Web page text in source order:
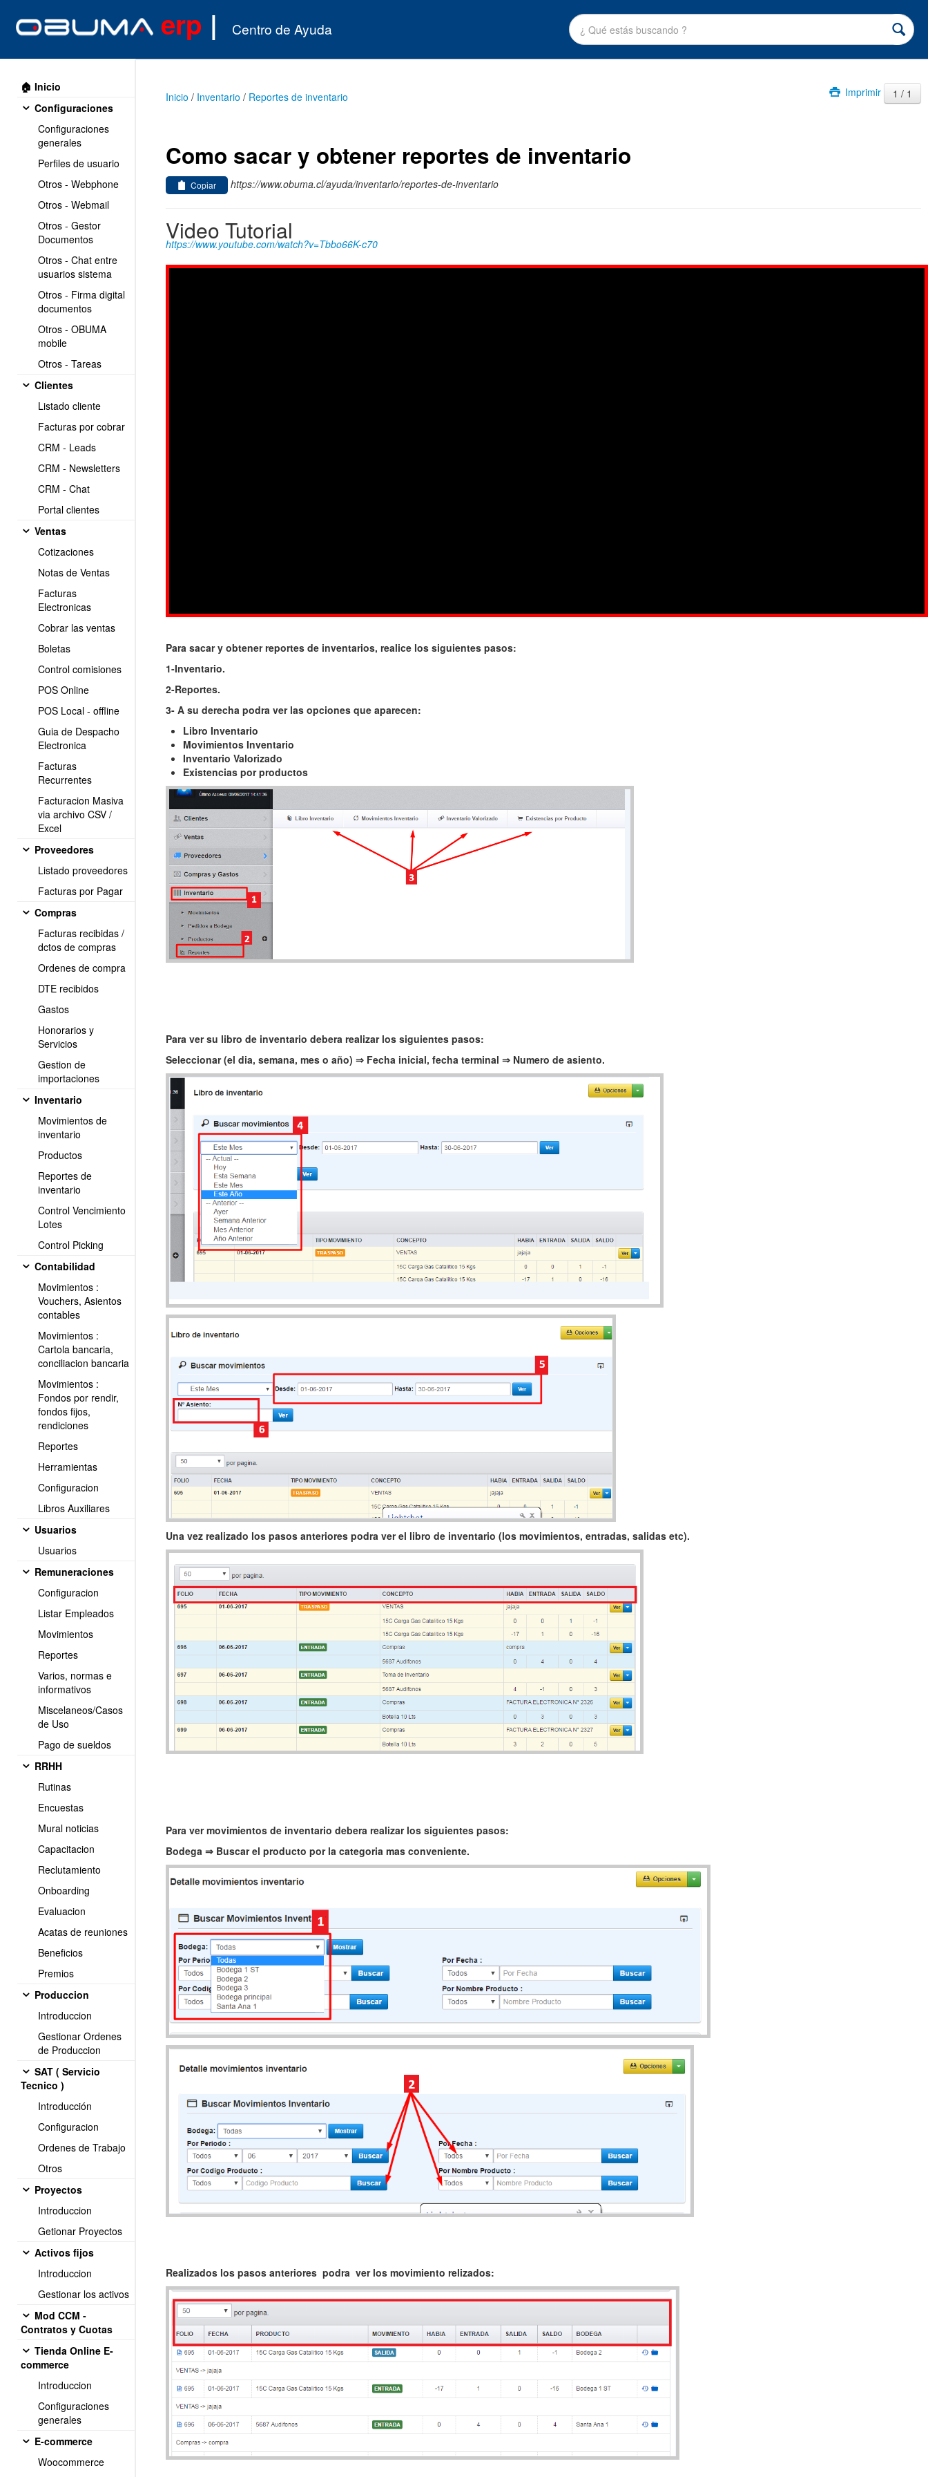
erp | Centro de Ayuda
🏠 Inicio
Configuraciones
Configuraciones
generales
Perfiles de usuario
Otros - Webphone
Otros - Webmail
Otros - Gestor
Documentos
Otros - Chat entre
usuarios sistema
Otros - Firma digital
documentos
Otros - OBUMA
mobile
Otros - Tareas
Clientes
Listado cliente
Facturas por cobrar
CRM - Leads
CRM - Newsletters
CRM - Chat
Portal clientes
Ventas
Cotizaciones
Notas de Ventas
Facturas
Electronicas
Cobrar las ventas
Boletas
Control comisiones
POS Online
POS Local - offline
Guia de Despacho
Electronica
Facturas
Recurrentes
Facturacion Masiva
via archivo CSV /
Excel
Proveedores
Listado proveedores
Facturas por Pagar
Compras
Facturas recibidas /
dctos de compras
Ordenes de compra
DTE recibidos
Gastos
Honorarios y
Servicios
Gestion de
importaciones
Inventario
Movimientos de
inventario
Productos
Reportes de
inventario
Control Vencimiento
Lotes
Control Picking
Contabilidad
Movimientos :
Vouchers, Asientos
contables
Movimientos :
Cartola bancaria,
conciliacion bancaria
Movimientos :
Fondos por rendir,
fondos fijos,
rendiciones
Reportes
Herramientas
Configuracion
Libros Auxiliares
Usuarios
Usuarios
Remuneraciones
Configuracion
Listar Empleados
Movimientos
Reportes
Varios, normas e
informativos
Miscelaneos/Casos
de Uso
Pago de sueldos
RRHH
Rutinas
Encuestas
Mural noticias
Capacitacion
Reclutamiento
Onboarding
Evaluacion
Acatas de reuniones
Beneficios
Premios
Produccion
Introduccion
Gestionar Ordenes
de Produccion
SAT ( Servicio
Tecnico )
Introducción
Configuracion
Ordenes de Trabajo
Otros
Proyectos
Introduccion
Getionar Proyectos
Activos fijos
Introduccion
Gestionar los activos
Mod CCM -
Contratos y Cuotas
Tienda Online E-
commerce
Introduccion
Configuraciones
generales
E-commerce
Woocommerce
Inicio / Inventario / Reportes de inventario Imprimir 1 / 1
Como sacar y obtener reportes de inventario
Copiar https://www.obuma.cl/ayuda/inventario/reportes-de-inventario
Video Tutorial
https://www.youtube.com/watch?v=Tbbo66K-c70
Para sacar y obtener reportes de inventarios, realice los siguientes pasos:
1-Inventario.
2-Reportes.
3- A su derecha podra ver las opciones que aparecen:
Libro Inventario
Movimientos Inventario
Inventario Valorizado
Existencias por productos
Para ver su libro de inventario debera realizar los siguientes pasos:
Seleccionar (el dia, semana, mes o año) ⇒ Fecha inicial, fecha terminal ⇒ Numero de asiento.
Una vez realizado los pasos anteriores podra ver el libro de inventario (los movimientos, entradas, salidas etc).
Para ver movimientos de inventario debera realizar los siguientes pasos:
Bodega ⇒ Buscar el producto por la categoria mas conveniente.
Realizados los pasos anteriores podra ver los movimiento relizados: